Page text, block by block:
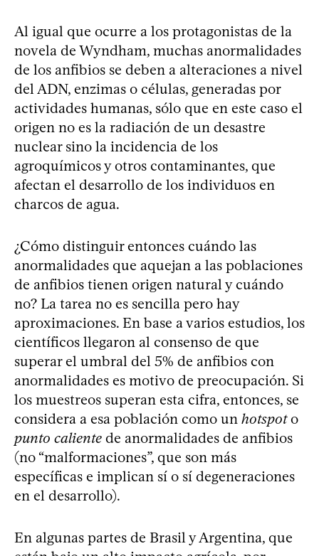
Al igual que ocurre a los protagonistas de la
novela de Wyndham, muchas anormalidades
de los anfibios se deben a alteraciones a nivel
del ADN, enzimas o células, generadas por
actividades humanas, sólo que en este caso el
origen no es la radiación de un desastre
nuclear sino la incidencia de los
agroquímicos y otros contaminantes, que
afectan el desarrollo de los individuos en
charcos de agua.
¿Cómo distinguir entonces cuándo las
anormalidades que aquejan a las poblaciones
de anfibios tienen origen natural y cuándo
no? La tarea no es sencilla pero hay
aproximaciones. En base a varios estudios, los
científicos llegaron al consenso de que
superar el umbral del 5% de anfibios con
anormalidades es motivo de preocupación. Si
los muestreos superan esta cifra, entonces, se
considera a esa población como un hotspoto
punto caliente de anormalidades de anfibios
(no “malformaciones”, que son más
específicas e implican sí o sí degeneraciones
en el desarrollo).
En algunas partes de Brasil y Argentina, que